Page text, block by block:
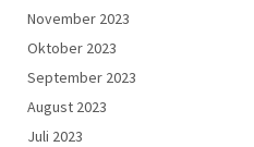
November 2023
Oktober 2023
September 2023
August 2023
Juli 2023